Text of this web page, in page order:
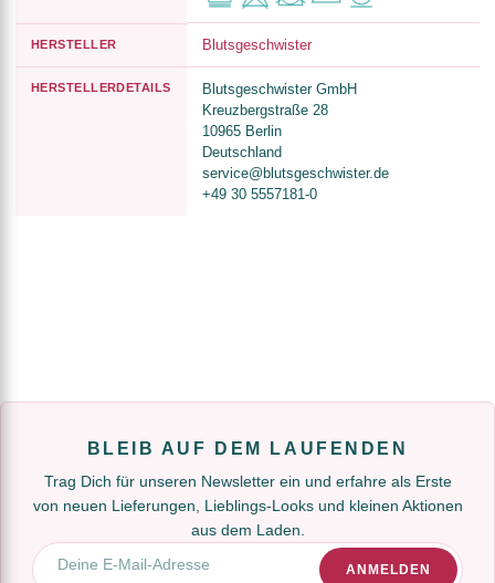
HERSTELLER Blutsgeschwister
HERSTELLERDETAILS
Blutsgeschwister GmbH
Kreuzbergstraße 28
10965 Berlin
Deutschland
service@blutsgeschwister.de
+49 30 5557181-0
BLEIB AUF DEM LAUFENDEN
Trag Dich für unseren Newsletter ein und erfahre als Erste
von neuen Lieferungen, Lieblings-Looks und kleinen Aktionen
aus dem Laden.
E-Mail-Adresse
ANMELDEN